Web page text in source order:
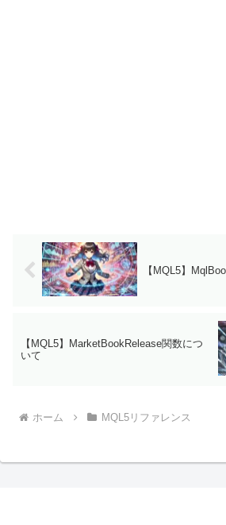
【MQL5】
【MQL5】MarketBookRelease関数につ
いて
ホーム MQL5リファレンス